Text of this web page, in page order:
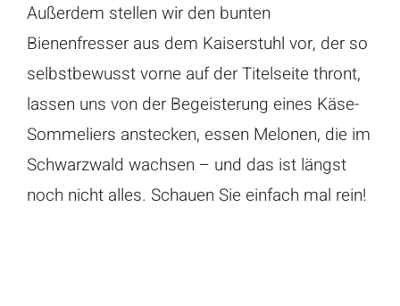
Außerdem stellen wir den bunten
Bienenfresser aus dem Kaiserstuhl vor, der so
selbstbewusst vorne auf der Titelseite thront,
lassen uns von der Begeisterung eines Käse-
Sommeliers anstecken, essen Melonen, die im
Schwarzwald wachsen – und das ist längst
noch nicht alles. Schauen Sie einfach mal rein!